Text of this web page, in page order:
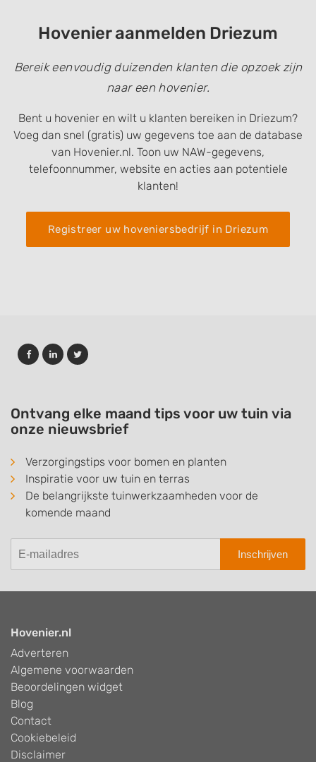
Hovenier aanmelden Driezum
Bereik eenvoudig duizenden klanten die opzoek zijn
naar een hovenier.
Bent u hovenier en wilt u klanten bereiken in Driezum?
Voeg dan snel (gratis) uw gegevens toe aan de database
van Hovenier.nl. Toon uw NAW-gegevens,
telefoonnummer, website en acties aan potentiele
klanten!
Registreer uw hoveniersbedrijf in Driezum
Ontvang elke maand tips voor uw tuin via
onze nieuwsbrief
Verzorgingstips voor bomen en planten
Inspiratie voor uw tuin en terras
De belangrijkste tuinwerkzaamheden voor de
komende maand
Inschrijven
Hovenier.nl
Adverteren
Algemene voorwaarden
Beoordelingen widget
Blog
Contact
Cookiebeleid
Disclaimer